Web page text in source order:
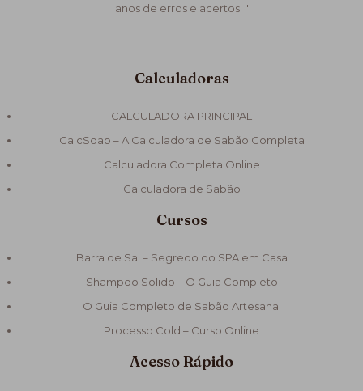
anos de erros e acertos. "
Calculadoras
CALCULADORA PRINCIPAL
CalcSoap – A Calculadora de Sabão Completa
Calculadora Completa Online
Calculadora de Sabão
Cursos
Barra de Sal – Segredo do SPA em Casa
Shampoo Solido – O Guia Completo
O Guia Completo de Sabão Artesanal
Processo Cold – Curso Online
Acesso Rápido